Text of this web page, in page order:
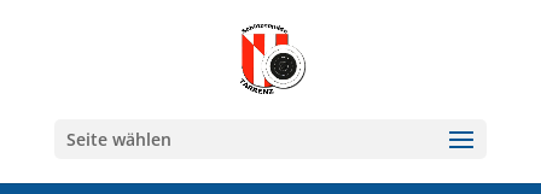
Seite wählen